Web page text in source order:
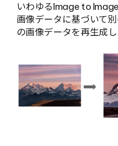
いわゆるImage to
画像データに基づいて
の画像データを再生成し